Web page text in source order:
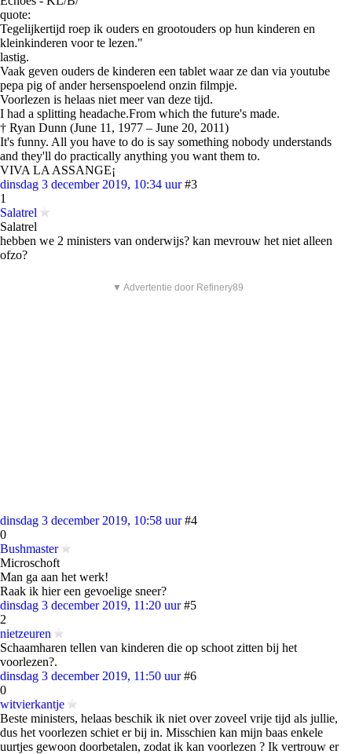
quote:
Tegelijkertijd roep ik ouders en grootouders op hun kinderen en
kleinkinderen voor te lezen."
lastig.
Vaak geven ouders de kinderen een tablet waar ze dan via youtube
pepa pig of ander hersenspoelend onzin filmpje.
Voorlezen is helaas niet meer van deze tijd.
I had a splitting headache.From which the future's made.
† Ryan Dunn (June 11, 1977 – June 20, 2011)
It's funny. All you have to do is say something nobody understands
and they'll do practically anything you want them to.
VIVA LA ASSANGE¡
dinsdag 3 december 2019, 10:34 uur #3
1
Salatrel
Salatrel
hebben we 2 ministers van onderwijs? kan mevrouw het niet alleen
ofzo?
▼ Advertentie door Refinery89
dinsdag 3 december 2019, 10:58 uur #4
0
Bushmaster
Microschoft
Man ga aan het werk!
Raak ik hier een gevoelige sneer?
dinsdag 3 december 2019, 11:20 uur #5
2
nietzeuren
Schaamharen tellen van kinderen die op schoot zitten bij het
voorlezen?.
dinsdag 3 december 2019, 11:50 uur #6
0
witvierkantje
Beste ministers, helaas beschik ik niet over zoveel vrije tijd als jullie,
dus het voorlezen schiet er bij in. Misschien kan mijn baas enkele
uurtjes gewoon doorbetalen, zodat ik kan voorlezen ? Ik vertrouw er